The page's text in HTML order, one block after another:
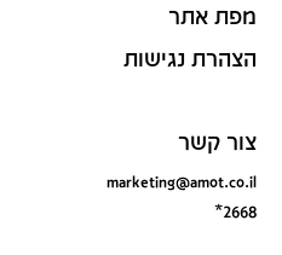
מפת אתר
הצהרת נגישות
צור קשר
marketing@amot.co.il
*2668